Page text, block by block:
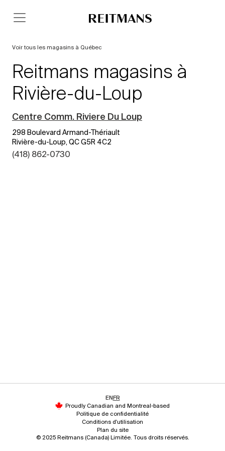
Voir tous les magasins à Québec
Reitmans magasins à
Rivière-du-Loup
Centre Comm. Riviere Du Loup
298 Boulevard Armand-Thériault
Rivière-du-Loup, QC G5R 4C2
(418) 862-0730
ENFR
Proudly Canadian and Montreal-based
Politique de confidentialité
Conditions d'utilisation
Plan du site
© 2025 Reitmans (Canada) Limitée. Tous droits réservés.